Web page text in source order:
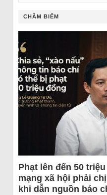
CHÂM BIẾM
Phạt lên đến 50
mạng xã hội phải
khi dẫn nguồn báo